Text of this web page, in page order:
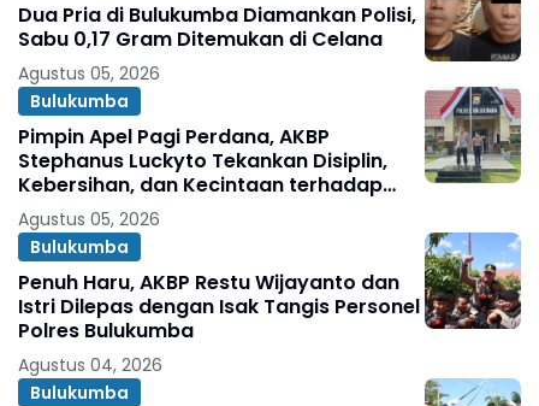
Dua Pria di Bulukumba Diamankan Polisi,
Sabu 0,17 Gram Ditemukan di Celana
Agustus 05, 2026
Bulukumba
Pimpin Apel Pagi Perdana, AKBP
Stephanus Luckyto Tekankan Disiplin,
Kebersihan, dan Kecintaan terhadap
Organisasi
Agustus 05, 2026
Bulukumba
Penuh Haru, AKBP Restu Wijayanto dan
Istri Dilepas dengan Isak Tangis Personel
Polres Bulukumba
Agustus 04, 2026
Bulukumba